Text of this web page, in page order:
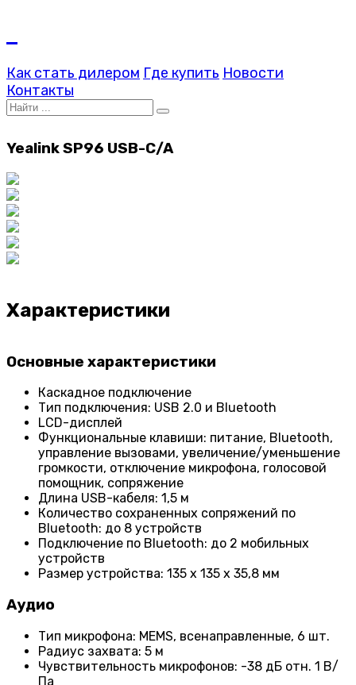
Как стать дилером Где купить Новости
Контакты
Yealink SP96 USB-C/A
Характеристики
Основные характеристики
Каскадное подключение
Тип подключения: USB 2.0 и Bluetooth
LCD-дисплей
Функциональные клавиши: питание, Bluetooth,
управление вызовами, увеличение/уменьшение
громкости, отключение микрофона, голосовой
помощник, сопряжение
Длина USB-кабеля: 1,5 м
Количество сохраненных сопряжений по
Bluetooth: до 8 устройств
Подключение по Bluetooth: до 2 мобильных
устройств
Размер устройства: 135 x 135 x 35,8 мм
Аудио
Тип микрофона: MEMS, всенаправленные, 6 шт.
Радиус захвата: 5 м
Чувствительность микрофонов: -38 дБ отн. 1 В/
Па